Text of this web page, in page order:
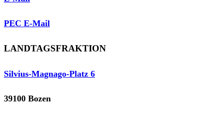
PEC E-Mail
LANDTAGSFRAKTION
Silvius-Magnago-Platz 6
39100 Bozen